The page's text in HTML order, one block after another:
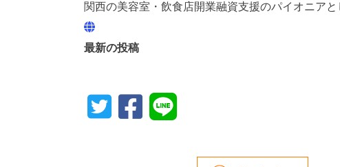
関西の美容室・飲食店開業融資支援のパイオニアと
最新の投稿